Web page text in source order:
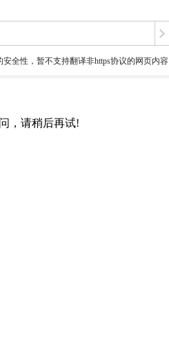
全性，暂不支持翻译非https协议的网页内容